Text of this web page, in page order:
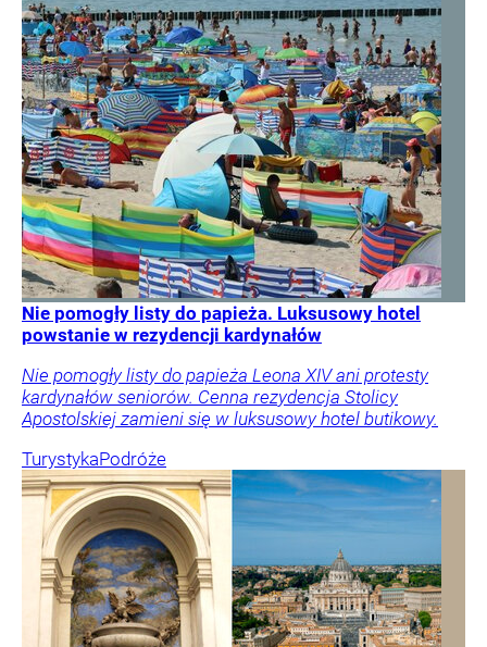
Nie pomogły listy do papieża. Luksusowy hotel
powstanie w rezydencji kardynałów
Nie pomogły listy do papieża Leona XIV ani protesty
kardynałów seniorów. Cenna rezydencja Stolicy
Apostolskiej zamieni się w luksusowy hotel butikowy.
TurystykaPodróże